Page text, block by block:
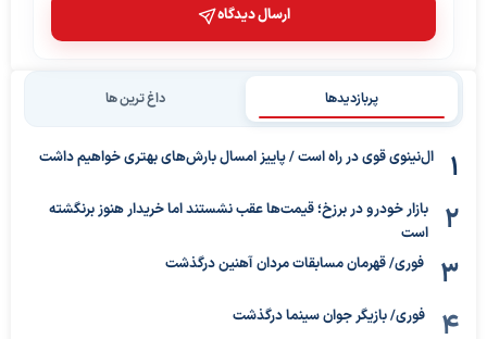
ارسال دیدگاه
پربازدیدها داغ ترین ها
ال‌نینوی قوی در راه است / پاییز امسال بارش‌های بهتری خواهیم داشت
بازار خودرو در برزخ؛ قیمت‌ها عقب نشستند اما خریدار هنوز برنگشته
است
فوری/ قهرمان مسابقات مردان آهنین درگذشت
فوری/ بازیگر جوان سینما درگذشت